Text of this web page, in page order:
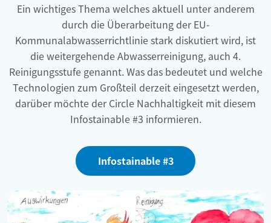
Ein wichtiges Thema welches aktuell unter anderem
durch die Überarbeitung der EU-
Kommunalabwasserrichtlinie stark diskutiert wird, ist
die weitergehende Abwasserreinigung, auch 4.
Reinigungsstufe genannt. Was das bedeutet und welche
Technologien zum Großteil derzeit eingesetzt werden,
darüber möchte der Circle Nachhaltigkeit mit diesem
Infostainable #3 informieren.
Infostainable #3